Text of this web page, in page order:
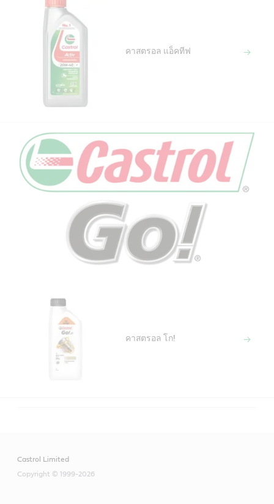
คาสตรอล แอ็คทีฟ
คาสตรอล โก!
Castrol Limited
Copyright © 1999-2026